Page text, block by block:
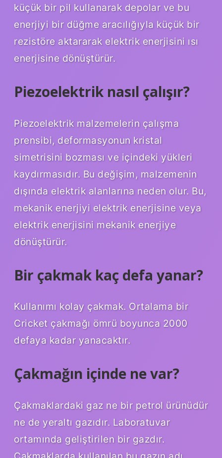
küçük bir pil kullanarak depolar ve bu
enerjiyi bir düğme aracılığıyla küçük bir
rezistöre aktararak elektrik enerjisini ısı
enerjisine dönüştürür.
Piezoelektrik nasıl çalışır?
Piezoelektrik malzemelerin çalışma
prensibi, deformasyonun kristal
simetrisini bozması ve içindeki yükleri
kaydırmasıdır. Bu değişim, malzemenin
dışında elektrik alanlarına neden olur. Bu,
mekanik enerjiyi elektrik enerjisine veya
elektrik enerjisini mekanik enerjiye
dönüştürür.
Bir çakmak kaç defa yanar?
Kullanımı kolay çakmak. Ortalama bir
Cricket çakmağı ömrü boyunca 2000
defaya kadar yanacaktır.
Çakmağın içinde ne var?
Çakmaklardaki gaz ne bir petrol ürünüdür
ne de yeraltı gazıdır. Laboratuvar
ortamında geliştirilen bir gazdır.